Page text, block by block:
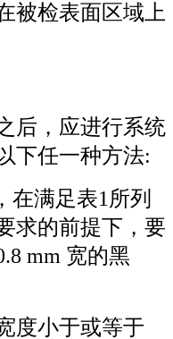
被检表面区域上
后，应进行系统
下任一种方法:
满足表1所列
求的前提下，要
mm 宽的黑
度小于或等于